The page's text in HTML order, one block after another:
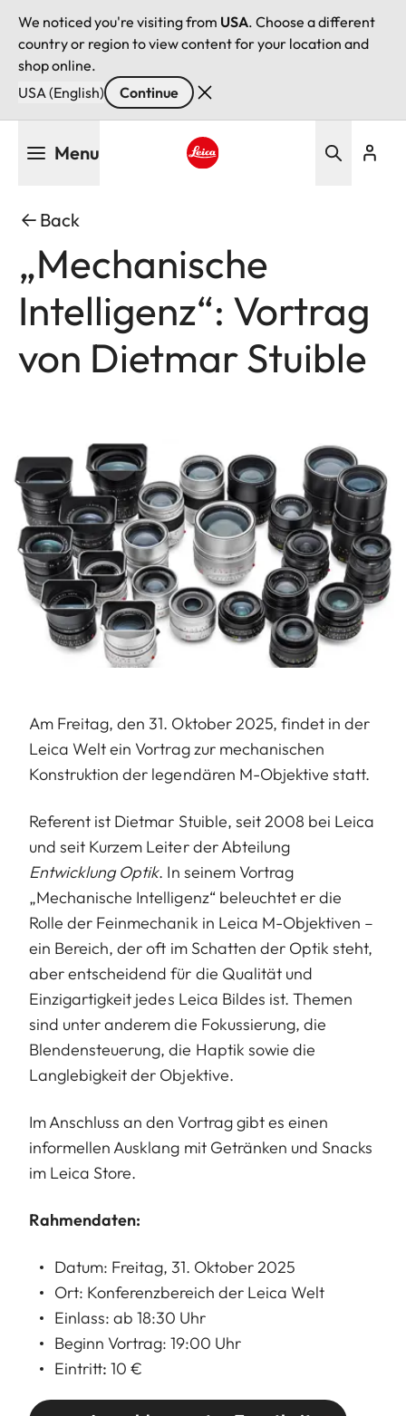
We noticed you're visiting from USA. Choose a different
country or region to view content for your location and
shop online.
USA (English)
Continue
Menu
Back
„Mechanische
Intelligenz“: Vortrag
von Dietmar Stuible
Am Freitag, den 31. Oktober 2025, findet in der
Leica Welt ein Vortrag zur mechanischen
Konstruktion der legendären M-Objektive statt.
Referent ist Dietmar Stuible, seit 2008 bei Leica
und seit Kurzem Leiter der Abteilung
Entwicklung Optik. In seinem Vortrag
„Mechanische Intelligenz“ beleuchtet er die
Rolle der Feinmechanik in Leica M-Objektiven –
ein Bereich, der oft im Schatten der Optik steht,
aber entscheidend für die Qualität und
Einzigartigkeit jedes Leica Bildes ist. Themen
sind unter anderem die Fokussierung, die
Blendensteuerung, die Haptik sowie die
Langlebigkeit der Objektive.
Im Anschluss an den Vortrag gibt es einen
informellen Ausklang mit Getränken und Snacks
im Leica Store.
Rahmendaten:
Datum: Freitag, 31. Oktober 2025
Ort: Konferenzbereich der Leica Welt
Einlass: ab 18:30 Uhr
Beginn Vortrag: 19:00 Uhr
Eintritt: 10 €